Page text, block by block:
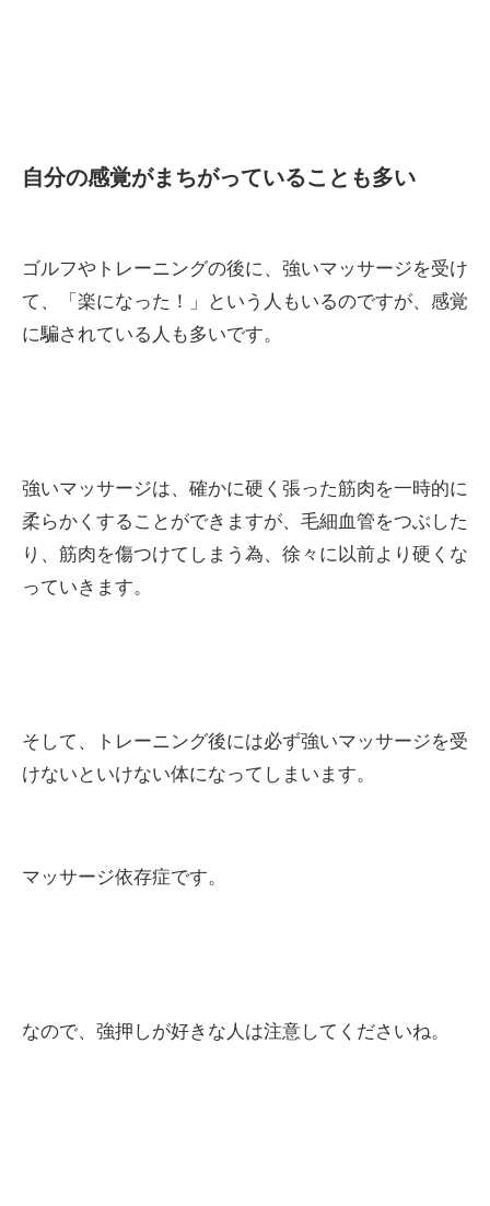
自分の感覚がまちがっていることも多い
ゴルフやトレーニングの後に、強いマッサージを受け
て、「楽になった！」という人もいるのですが、感覚
に騙されている人も多いです。
強いマッサージは、確かに硬く張った筋肉を一時的に
柔らかくすることができますが、毛細血管をつぶした
り、筋肉を傷つけてしまう為、徐々に以前より硬くな
っていきます。
そして、トレーニング後には必ず強いマッサージを受
けないといけない体になってしまいます。
マッサージ依存症です。
なので、強押しが好きな人は注意してくださいね。